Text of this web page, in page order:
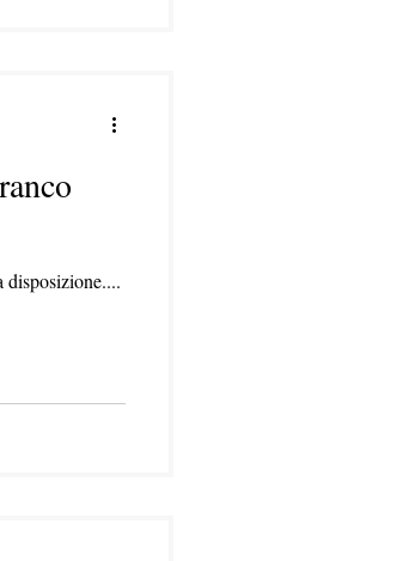
disposizione....